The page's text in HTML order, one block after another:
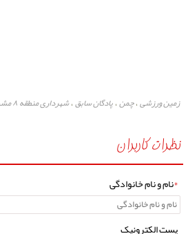
زمین ورزشی،چمن،پادگان سابق،شهرداری منطقه ۸ مشهد
نظرات کاربران
*نام و نام خانوادگی
پست الکترونیک